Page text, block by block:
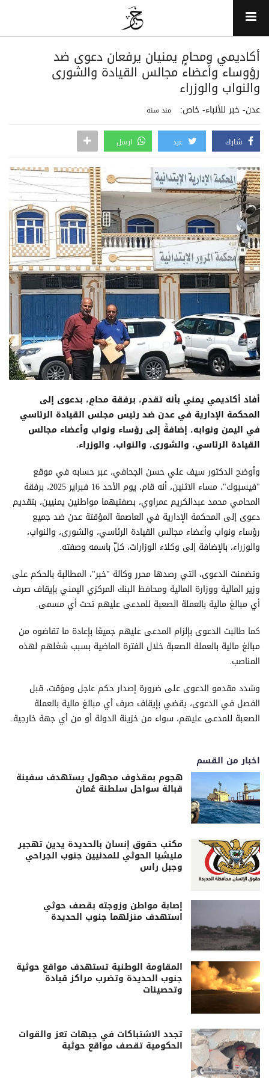
أكاديمي ومحامٍ يمنيان يرفعان دعوى ضد
رؤوساء وأعضاء مجالس القيادة والشورى
والنواب والوزراء
عدن- خبر للأنباء- خاص: منذ سنة
شارك غرد ارسل
أفاد أكاديمي يمني بأنه تقدم، برفقة محامٍ، بدعوى إلى
المحكمة الإدارية في عدن ضد رئيس مجلس القيادة الرئاسي
في اليمن ونوابه، إضافةً إلى رؤساء ونواب وأعضاء مجالس
القيادة الرئاسي، والشورى، والنواب، والوزراء.
وأوضح الدكتور سيف علي حسن الجحافي، عبر حسابه في موقع
"فيسبوك"، مساء الاثنين، أنه قام، يوم الأحد 16 فبراير 2025، برفقة
المحامي محمد عبدالكريم عمراوي، بصفتيهما مواطنين يمنيين، بتقديم
دعوى إلى المحكمة الإدارية في العاصمة المؤقتة عدن ضد جميع
رؤساء ونواب وأعضاء مجالس القيادة الرئاسي، والشورى، والنواب،
والوزراء، بالإضافة إلى وكلاء الوزارات، كلّ باسمه وصفته.
وتضمنت الدعوى، التي رصدها محرر وكالة "خبر"، المطالبة بالحكم على
وزير المالية ووزارة المالية ومحافظ البنك المركزي اليمني بإيقاف صرف
أي مبالغ مالية بالعملة الصعبة للمدعى عليهم تحت أي مسمى.
كما طالبت الدعوى بإلزام المدعى عليهم جميعًا بإعادة ما تقاضوه من
مبالغ مالية بالعملة الصعبة خلال الفترة الماضية بسبب شغلهم لهذه
المناصب.
وشدد مقدمو الدعوى على ضرورة إصدار حكم عاجل ومؤقت، قبل
الفصل في الدعوى، يقضي بإيقاف صرف أي مبالغ مالية بالعملة
الصعبة للمدعى عليهم، سواء من خزينة الدولة أو من أي جهة خارجية.
اخبار من القسم
هجوم بمقذوف مجهول يستهدف سفينة
قبالة سواحل سلطنة عُمان
مكتب حقوق إنسان بالحديدة يدين تهجير
مليشيا الحوثي للمدنيين جنوب الجراحي
وجبل راس
إصابة مواطن وزوجته بقصف حوثي
استهدف منزلهما جنوب الحديدة
المقاومة الوطنية تستهدف مواقع حوثية
جنوب الحديدة وتضرب مراكز قيادة
وتحصينات
تجدد الاشتباكات في جبهات تعز والقوات
الحكومية تقصف مواقع حوثية